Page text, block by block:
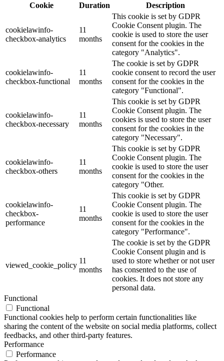
Cookie
Duration Description
cookielawinfo-
checkbox-analytics
11
months
This cookie is set by GDPR
Cookie Consent plugin. The
cookie is used to store the user
consent for the cookies in the
category "Analytics".
cookielawinfo-
checkbox-functional
11
months
The cookie is set by GDPR
cookie consent to record the user
consent for the cookies in the
category "Functional".
cookielawinfo-
checkbox-necessary
11
months
This cookie is set by GDPR
Cookie Consent plugin. The
cookies is used to store the user
consent for the cookies in the
category "Necessary".
cookielawinfo-
checkbox-others
11
months
This cookie is set by GDPR
Cookie Consent plugin. The
cookie is used to store the user
consent for the cookies in the
category "Other.
cookielawinfo-
checkbox-
performance
11
months
This cookie is set by GDPR
Cookie Consent plugin. The
cookie is used to store the user
consent for the cookies in the
category "Performance".
viewed_cookie_policy
11
months
The cookie is set by the GDPR
Cookie Consent plugin and is
used to store whether or not user
has consented to the use of
cookies. It does not store any
personal data.
Functional
Functional
Functional cookies help to perform certain functionalities like
sharing the content of the website on social media platforms, collect
feedbacks, and other third-party features.
Performance
Performance